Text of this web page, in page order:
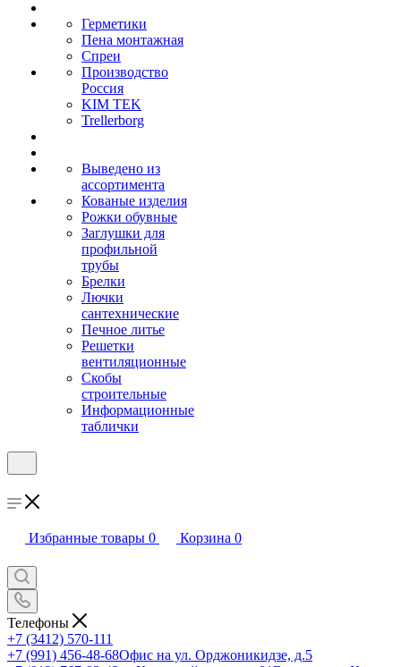
Герметики
Пена монтажная
Спреи
Производство
Россия
KIM TEK
Trellerborg
Выведено из
ассортимента
Кованые изделия
Рожки обувные
Заглушки для
профильной
трубы
Брелки
Лючки
сантехнические
Печное литье
Решетки
вентиляционные
Скобы
строительные
Информационные
таблички
Избранные товары 0 Корзина 0
Телефоны
+7 (3412) 570-111
+7 (991) 456-48-68Офис на ул. Орджоникидзе, д.5